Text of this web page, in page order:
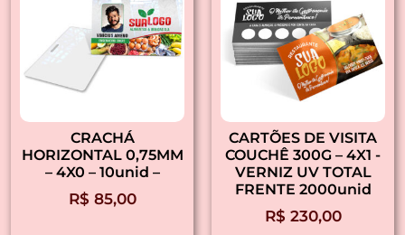
CRACHÁ
HORIZONTAL 0,75MM
– 4X0 – 10unid –
R$ 85,00
CARTÕES DE VISITA
COUCHÊ 300G – 4X1 -
VERNIZ UV TOTAL
FRENTE 2000unid
R$ 230,00